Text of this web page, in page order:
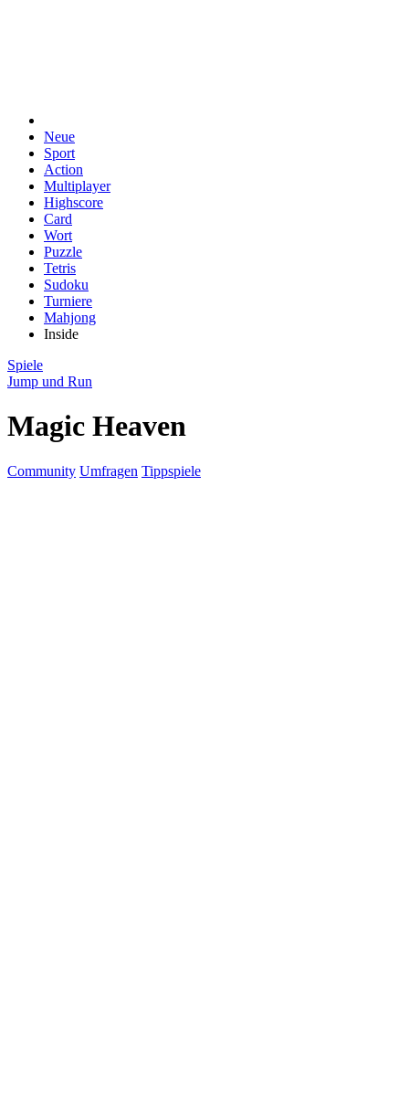
Neue
Sport
Action
Multiplayer
Highscore
Card
Wort
Puzzle
Tetris
Sudoku
Turniere
Mahjong
Inside
Spiele
Jump und Run
Magic Heaven
Community Umfragen Tippspiele